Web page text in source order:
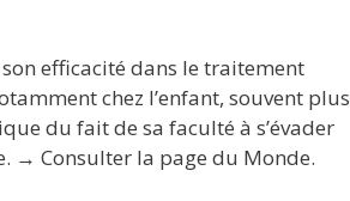
son efficacité dans le traitement
chez l’enfant, souvent plus
du fait de sa faculté à s’évader
→ Consulter la page du Monde.